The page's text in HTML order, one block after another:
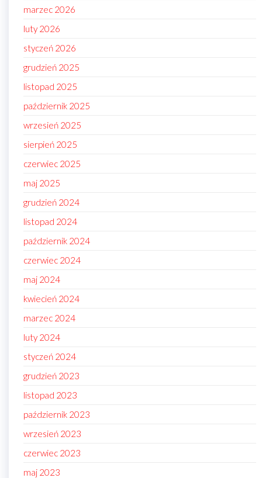
marzec 2026
luty 2026
styczeń 2026
grudzień 2025
listopad 2025
październik 2025
wrzesień 2025
sierpień 2025
czerwiec 2025
maj 2025
grudzień 2024
listopad 2024
październik 2024
czerwiec 2024
maj 2024
kwiecień 2024
marzec 2024
luty 2024
styczeń 2024
grudzień 2023
listopad 2023
październik 2023
wrzesień 2023
czerwiec 2023
maj 2023